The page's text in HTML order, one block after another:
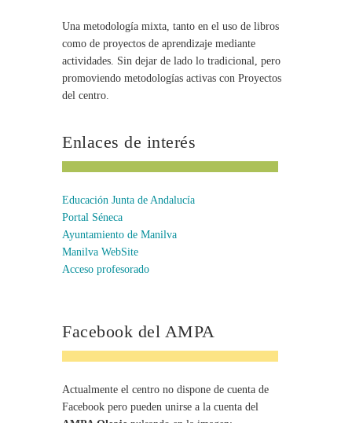
Una metodología mixta, tanto en el uso de libros
como de proyectos de aprendizaje mediante
actividades. Sin dejar de lado lo tradicional, pero
promoviendo metodologías activas con Proyectos
del centro.
Enlaces de interés
Educación Junta de Andalucía
Portal Séneca
Ayuntamiento de Manilva
Manilva WebSite
Acceso profesorado
Facebook del AMPA
Actualmente el centro no dispone de cuenta de
Facebook pero pueden unirse a la cuenta del